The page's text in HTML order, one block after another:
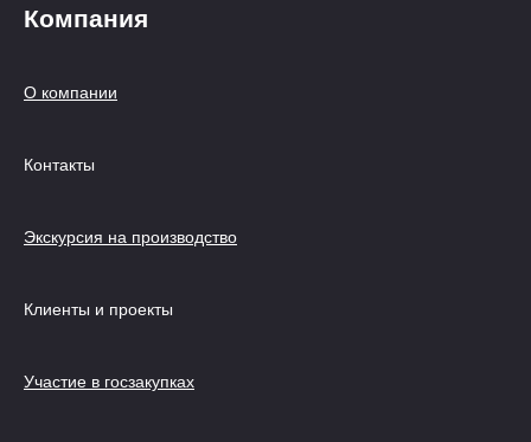
Компания
О компании
Контакты
Экскурсия на производство
Клиенты и проекты
Участие в госзакупках